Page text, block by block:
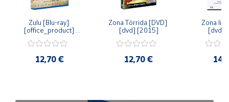
Baleares
Canarias,
Ceuta y
Melilla
Zulu [Blu-ray]
[office_product]
12,70 €
Zona Tórrida [DVD]
[dvd] [2015]
12,70 €
Zona
[dvd]